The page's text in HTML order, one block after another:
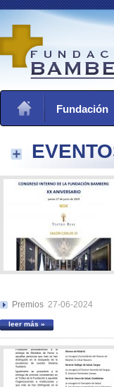
Fundación
Premios 27-06-2024
leer más »